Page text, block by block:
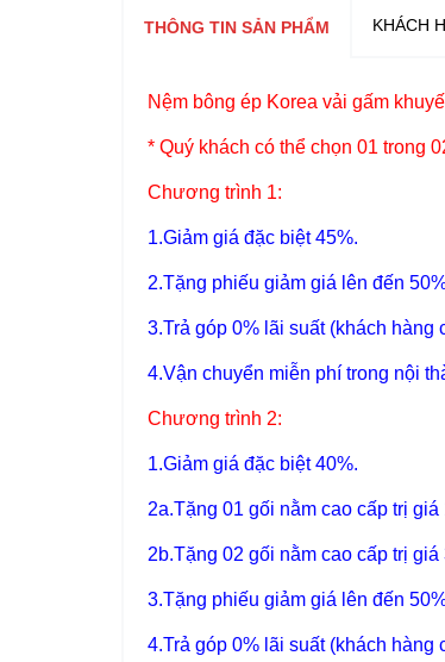
THÔNG TIN SẢN PHẨM KHÁCH
Nệm bông ép Korea vải gấm
* Quý khách có thể chọn 01 trong
Chương trình 1:
1.Giảm giá đặc biệt 45%.
2.Tặng phiếu giảm giá lên đến
3.Trả góp 0% lãi suất (khách hàng
4.Vận chuyển miễn phí trong nội
Chương trình 2:
1.Giảm giá đặc biệt 40%.
2a.Tặng 01 gối nằm cao cấp trị
2b.Tặng 02 gối nằm cao cấp trị
3.Tặng phiếu giảm giá lên đến
4.Trả góp 0% lãi suất (khách hàng